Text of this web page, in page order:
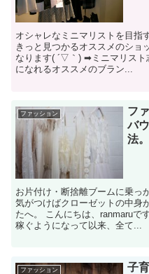
オシャレなミニマリストを目指
きっと見つかるオススメのシ
なります( ´▽｀) ➡︎ミニマリスト
になれるオススメのブラン...
ファッション
フ
バ
法。
お片付け・断捨離ブームに乗っ
気がつけばクローゼットの中身
たへ。 こんにちは、ranmaruで
稼ぐようになって以来、全て...
ファッション
子